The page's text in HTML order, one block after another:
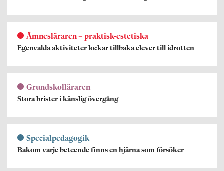
Ämnesläraren – praktisk-estetiska
Egenvalda aktiviteter lockar tillbaka elever till idrotten
Grundskolläraren
Stora brister i känslig övergång
Specialpedagogik
Bakom varje beteende finns en hjärna som försöker